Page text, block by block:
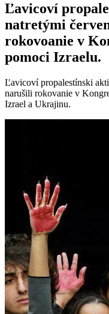
Ľavicoví
natretými
rokovoanie v
pomoci Izraelu.
Ľavicoví propalestínski
narušili rokovanie v
Izrael a Ukrajinu.